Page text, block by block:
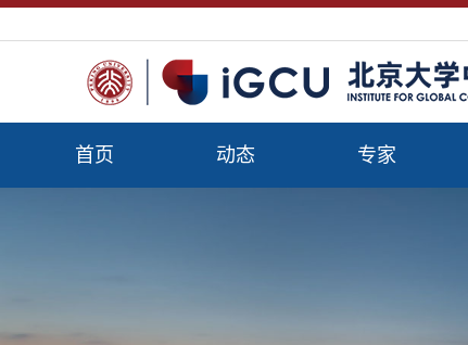
首页 动态 专家